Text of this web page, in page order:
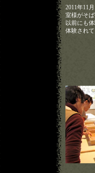
2011年11
室様がそ
以前にも
体験され